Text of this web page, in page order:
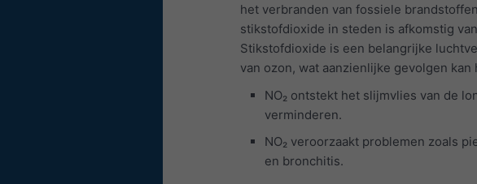
het verbranden van fossiele
stikstofdioxide in steden is afkomstig
Stikstofdioxide is een belangrijke
van ozon, wat aanzienlijke gevolgen
NO₂ ontstekt het slijmvlies van de
verminderen.
NO₂ veroorzaakt problemen zoals
en bronchitis.